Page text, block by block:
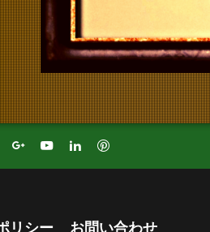
リシー お問い合わせ